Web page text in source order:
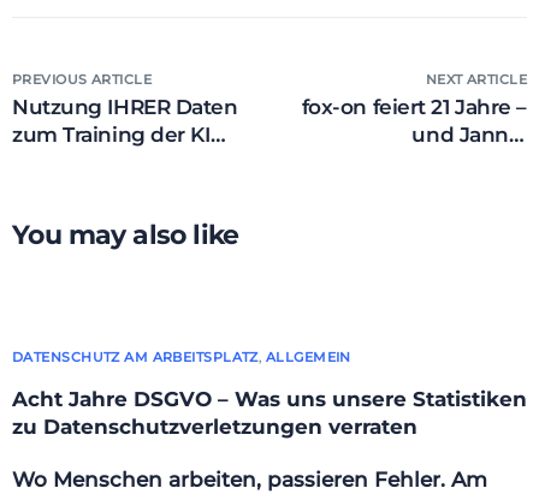
PREVIOUS ARTICLE
Nutzung IHRER Daten
zum Training der KI
NEXT ARTICLE
fox-on feiert 21 Jahre –
und Jannik
You may also like
DATENSCHUTZ AM ARBEITSPLATZ, ALLGEMEIN
Acht Jahre DSGVO – Was uns unsere Statistiken
zu Datenschutzverletzungen verraten
Wo Menschen arbeiten, passieren Fehler. Am